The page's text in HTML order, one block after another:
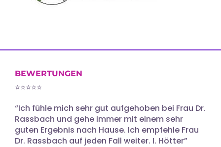
BEWERTUNGEN
⭐️⭐️⭐️⭐️⭐️
“Ich fühle mich sehr gut aufgehoben bei Frau Dr.
Rassbach und gehe immer mit einem sehr
guten Ergebnis nach Hause. Ich empfehle Frau
Dr. Rassbach auf jeden Fall weiter. I. Hötter”